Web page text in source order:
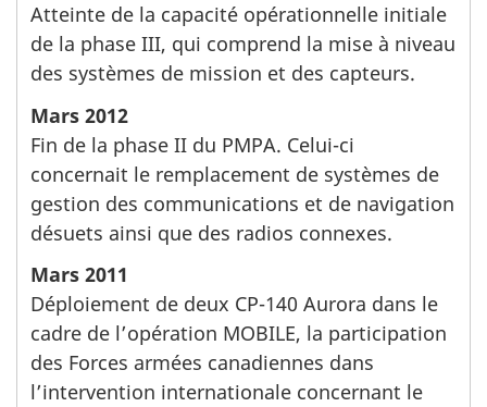
Atteinte de la capacité opérationnelle initiale
de la phase III, qui comprend la mise à niveau
des systèmes de mission et des capteurs.
Mars 2012
Fin de la phase II du PMPA. Celui-ci
concernait le remplacement de systèmes de
gestion des communications et de navigation
désuets ainsi que des radios connexes.
Mars 2011
Déploiement de deux CP-140 Aurora dans le
cadre de l’opération MOBILE, la participation
des Forces armées canadiennes dans
l’intervention internationale concernant le